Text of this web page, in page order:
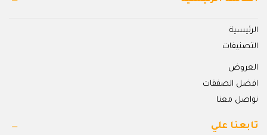
الرئيسية
التصنيفات
العروض
افضل الصفقات
تواصل معنا
تابعنا علي